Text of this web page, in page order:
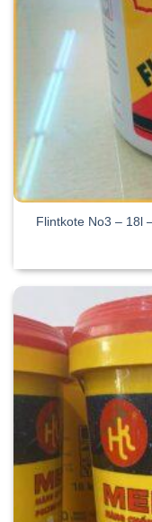
Flintkote No3 – 18l